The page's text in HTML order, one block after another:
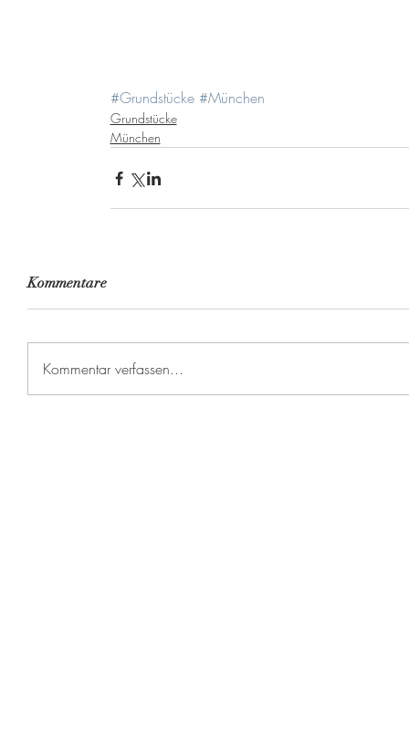
#Grundstücke #München
Grundstücke
München
Kommentare
Kommentar verfassen...